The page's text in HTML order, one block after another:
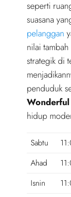
seperti
suasana
pelanggan
nilai
strategik di
penduduk
Wonderful
hidup
Sabtu
Ahad
Isnin